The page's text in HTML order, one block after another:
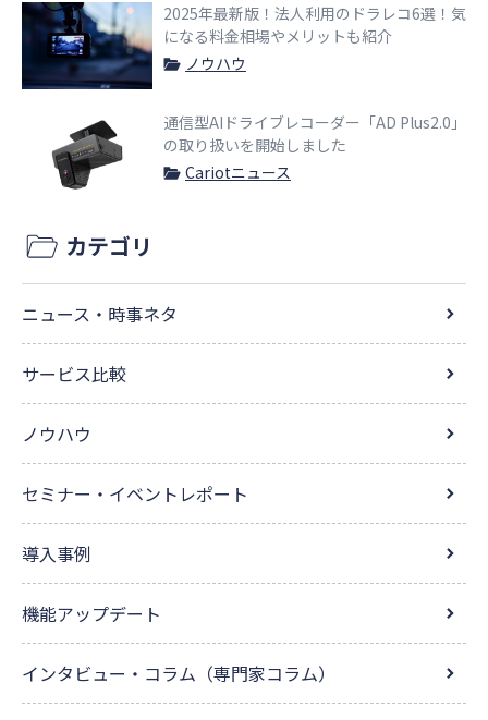
2025年最新版！法人利用のドラレコ6選！気
になる料金相場やメリットも紹介
ノウハウ
通信型AIドライブレコーダー「AD Plus2.0」
の取り扱いを開始しました
Cariotニュース
カテゴリ
ニュース・時事ネタ
サービス比較
ノウハウ
セミナー・イベントレポート
導入事例
機能アップデート
インタビュー・コラム（専門家コラム）